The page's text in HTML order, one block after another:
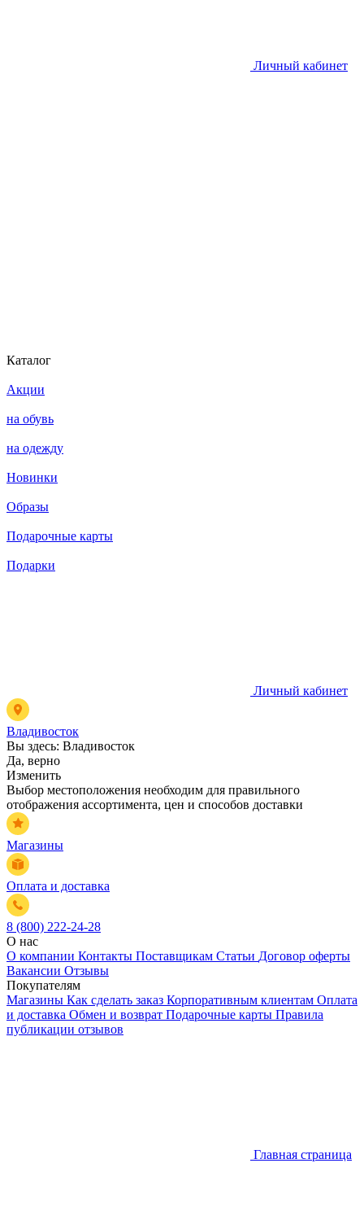
Личный кабинет
Каталог
Акции
на обувь
на одежду
Новинки
Образы
Подарочные карты
Подарки
Личный кабинет
Владивосток
Вы здесь: Владивосток
Да, верно
Изменить
Выбор местоположения необходим для правильного
отображения ассортимента, цен и способов доставки
Магазины
Оплата и доставка
8 (800) 222-24-28
О нас
О компании Контакты Поставщикам Статьи Договор оферты
Вакансии Отзывы
Покупателям
Магазины Как сделать заказ Корпоративным клиентам Оплата
и доставка Обмен и возврат Подарочные карты Правила
публикации отзывов
Главная страница